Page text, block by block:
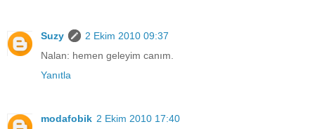
Suzy
2 Ekim 2010 09:37
Nalan: hemen geleyim canım.
Yanıtla
modafobik 2 Ekim 2010 17:40